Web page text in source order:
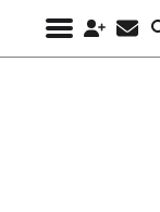
Search